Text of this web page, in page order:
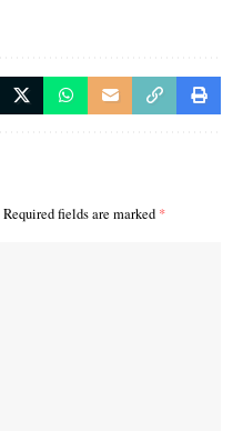
Required fields are marked *